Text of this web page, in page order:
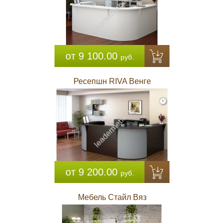
от 9 100.00 руб.
Ресепшн RIVA Венге
от 9 200.00 руб.
Мебель Стайл Вяз